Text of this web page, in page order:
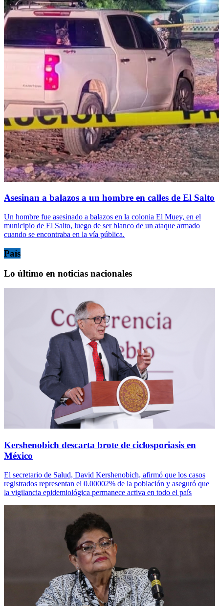
Asesinan a balazos a un hombre en calles de El Salto
Un hombre fue asesinado a balazos en la colonia El Muey, en el
municipio de El Salto, luego de ser blanco de un ataque armado
cuando se encontraba en la vía pública.
País
Lo último en noticias nacionales
Kershenobich descarta brote de ciclosporiasis en
México
El secretario de Salud, David Kershenobich, afirmó que los casos
registrados representan el 0.00002% de la población y aseguró que
la vigilancia epidemiológica permanece activa en todo el país